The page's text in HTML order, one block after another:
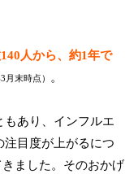
人から、約1年で
月末時点） 。
あり、インフルエ
注目度が上がるにつ
ました。そのおかげ